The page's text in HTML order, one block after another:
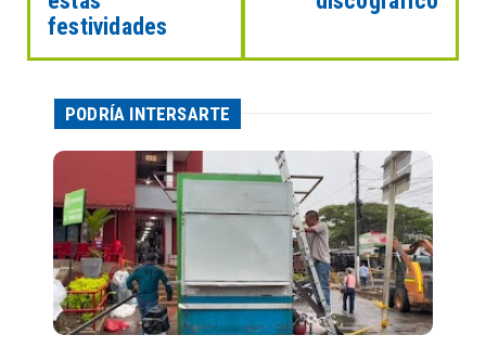
festividades
PODRÍA INTERSARTE